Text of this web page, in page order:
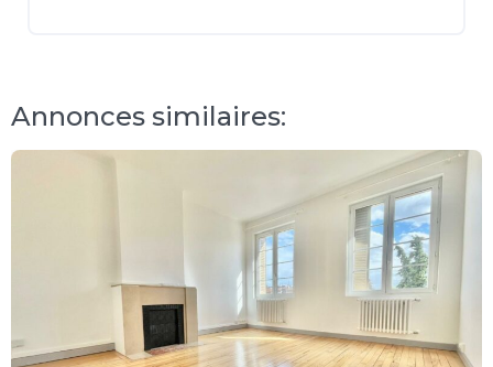
Annonces similaires: